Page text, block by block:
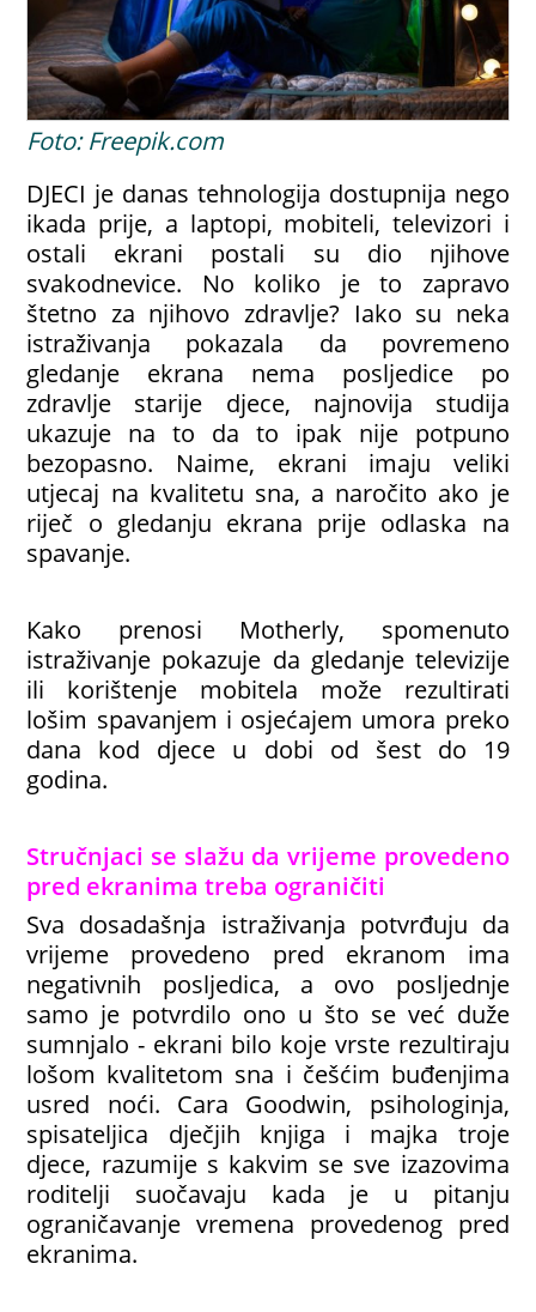
Foto: Freepik.com
DJECI je danas tehnologija dostupnija nego
ikada prije, a laptopi, mobiteli, televizori i
ostali ekrani postali su dio njihove
svakodnevice. No koliko je to zapravo
štetno za njihovo zdravlje? Iako su neka
istraživanja pokazala da povremeno
gledanje ekrana nema posljedice po
zdravlje starije djece, najnovija studija
ukazuje na to da to ipak nije potpuno
bezopasno. Naime, ekrani imaju veliki
utjecaj na kvalitetu sna, a naročito ako je
riječ o gledanju ekrana prije odlaska na
spavanje.
Kako prenosi Motherly, spomenuto
istraživanje pokazuje da gledanje televizije
ili korištenje mobitela može rezultirati
lošim spavanjem i osjećajem umora preko
dana kod djece u dobi od šest do 19
godina.
Stručnjaci se slažu da vrijeme provedeno
pred ekranima treba ograničiti
Sva dosadašnja istraživanja potvrđuju da
vrijeme provedeno pred ekranom ima
negativnih posljedica, a ovo posljednje
samo je potvrdilo ono u što se već duže
sumnjalo - ekrani bilo koje vrste rezultiraju
lošom kvalitetom sna i češćim buđenjima
usred noći. Cara Goodwin, psihologinja,
spisateljica dječjih knjiga i majka troje
djece, razumije s kakvim se sve izazovima
roditelji suočavaju kada je u pitanju
ograničavanje vremena provedenog pred
ekranima.